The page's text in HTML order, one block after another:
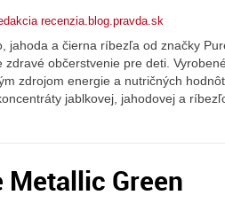
recenzia.blog.pravda.sk
jahoda a čierna ríbezľa od značky
občerstvenie pre deti.
zdrojom energie a nutričných
jablkovej, jahodovej a
Metallic Green